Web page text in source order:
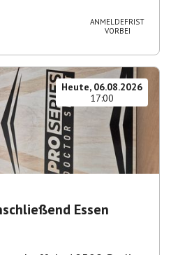
ANMELDEFRIST
VORBEI
Heute, 06.08.2026
17:00
Essen